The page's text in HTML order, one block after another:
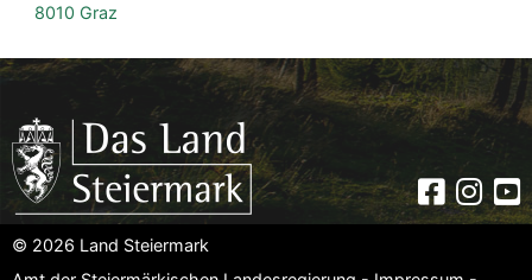
8010 Graz
© 2026 Land Steiermark